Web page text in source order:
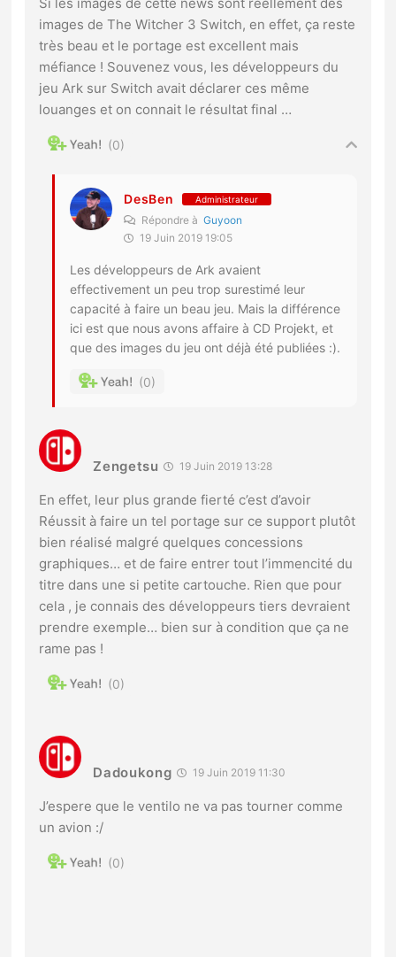
images de The Witcher 3 Switch, en effet, ça reste
très beau et le portage est excellent mais
méfiance ! Souvenez vous, les développeurs du
jeu Ark sur Switch avait déclarer ces même
louanges et on connait le résultat final …
0
DesBen Administrateur
Répondre àGuyoon
19 Juin 2019 19:05
Les développeurs de Ark avaient
effectivement un peu trop surestimé leur
capacité à faire un beau jeu. Mais la différence
ici est que nous avons affaire à CD Projekt, et
que des images du jeu ont déjà été publiées :).
0
Zengetsu 19 Juin 2019 13:28
En effet, leur plus grande fierté c’est d’avoir
Réussit à faire un tel portage sur ce support plutôt
bien réalisé malgré quelques concessions
graphiques… et de faire entrer tout l’immencité du
titre dans une si petite cartouche. Rien que pour
cela , je connais des développeurs tiers devraient
prendre exemple… bien sur à condition que ça ne
rame pas !
0
Dadoukong 19 Juin 2019 11:30
J’espere que le ventilo ne va pas tourner comme
un avion :/
0